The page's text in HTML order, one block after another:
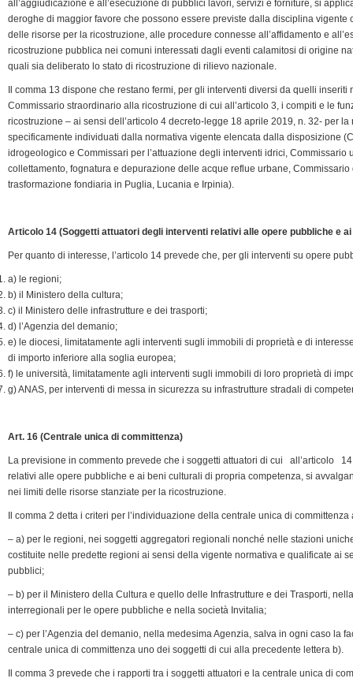
all’aggiudicazione e all’esecuzione di pubblici lavori, servizi e forniture, si
deroghe di maggior favore che possono essere previste dalla disciplina
delle risorse per la ricostruzione, alle procedure connesse all’affidamento e
ricostruzione pubblica nei comuni interessati dagli eventi calamitosi di origine
quali sia deliberato lo stato di ricostruzione di rilievo nazionale.
Il comma 13 dispone che restano fermi, per gli interventi diversi da quelli
Commissario straordinario alla ricostruzione di cui all’articolo 3, i compiti e le
ricostruzione – ai sensi dell’articolo 4 decreto-legge 18 aprile 2019, n. 32- per
specificamente individuati dalla normativa vigente elencata dalla disposizione
idrogeologico e Commissari per l’attuazione degli interventi idrici,
collettamento, fognatura e depurazione delle acque reflue urbane,
trasformazione fondiaria in Puglia, Lucania e Irpinia).
Articolo 14 (Soggetti attuatori degli interventi relativi alle opere pubbliche e
Per quanto di interesse, l’articolo 14 prevede che, per gli interventi su opere
a) le regioni;
b) il Ministero della cultura;
c) il Ministero delle infrastrutture e dei trasporti;
d) l’Agenzia del demanio;
e) le diocesi, limitatamente agli interventi sugli immobili di proprietà e di
di importo inferiore alla soglia europea;
f) le università, limitatamente agli interventi sugli immobili di loro proprietà di
g) ANAS, per interventi di messa in sicurezza su infrastrutture stradali di
Art. 16 (Centrale unica di committenza)
La previsione in commento prevede che i soggetti attuatori di cui all’articolo
relativi alle opere pubbliche e ai beni culturali di propria competenza, si
nei limiti delle risorse stanziate per la ricostruzione.
Il comma 2 detta i criteri per l’individuazione della centrale unica di
– a) per le regioni, nei soggetti aggregatori regionali nonché nelle stazioni
costituite nelle predette regioni ai sensi della vigente normativa e qualificate ai
pubblici;
– b) per il Ministero della Cultura e quello delle Infrastrutture e dei Trasporti,
interregionali per le opere pubbliche e nella società Invitalia;
– c) per l’Agenzia del demanio, nella medesima Agenzia, salva in ogni caso la
centrale unica di committenza uno dei soggetti di cui alla precedente lettera b).
Il comma 3 prevede che i rapporti tra i soggetti attuatori e la centrale unica di